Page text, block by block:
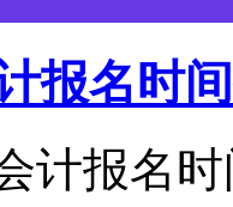
报名时
计报名